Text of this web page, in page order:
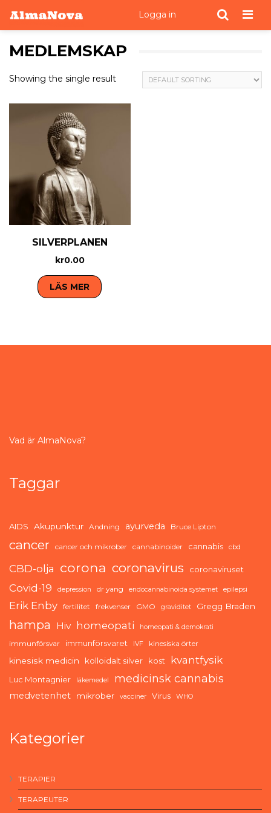
Logga in
MEDLEMSKAP
Showing the single result
SILVERPLANEN
kr0.00
LÄS MER
Vad är AlmaNova?
Taggar
AIDS Akupunktur Andning ayurveda Bruce Lipton
cancer cancer och mikrober cannabinoider cannabis cbd
CBD-olja corona coronavirus coronaviruset
Covid-19 depression dr yang endocannabinoida systemet epilepsi
Erik Enby fertilitet frekvenser GMO graviditet Gregg Braden
hampa Hiv homeopati homeopati & demokrati
immunförsvar immunförsvaret IVF kinesiska örter
kinesisk medicin kolloidalt silver kost kvantfysik
Luc Montagnier läkemedel medicinsk cannabis
medvetenhet mikrober vacciner Virus WHO
Kategorier
TERAPIER
TERAPEUTER